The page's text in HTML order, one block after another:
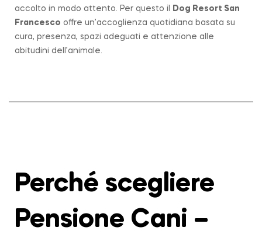
accolto in modo attento. Per questo il
Dog Resort San
Francesco offre un’accoglienza quotidiana basata su
cura, presenza, spazi adeguati e attenzione alle
abitudini dell’animale.
Perché scegliere
Pensione Cani –